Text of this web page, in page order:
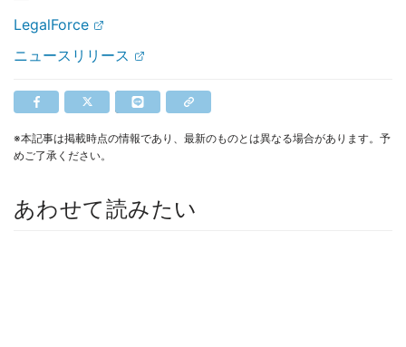
LegalForce
ニュースリリース
※本記事は掲載時点の情報であり、最新のものとは異なる場合があります。予
めご了承ください。
あわせて読みたい